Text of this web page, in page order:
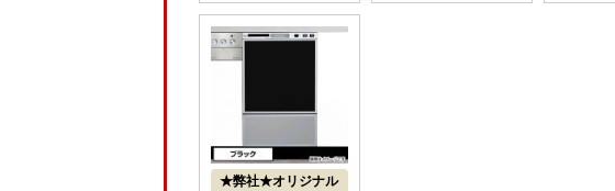
★弊社★オリジナル